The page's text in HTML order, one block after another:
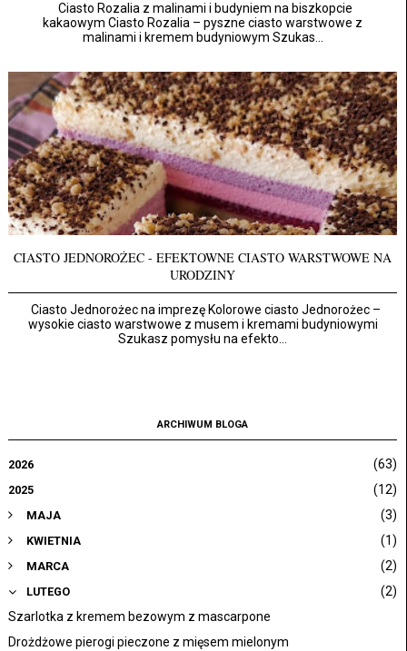
Ciasto Rozalia z malinami i budyniem na biszkopcie
kakaowym Ciasto Rozalia – pyszne ciasto warstwowe z
malinami i kremem budyniowym Szukas...
CIASTO JEDNOROŻEC - EFEKTOWNE CIASTO WARSTWOWE NA
URODZINY
Ciasto Jednorożec na imprezę Kolorowe ciasto Jednorożec –
wysokie ciasto warstwowe z musem i kremami budyniowymi
Szukasz pomysłu na efekto...
ARCHIWUM BLOGA
2026 (63)
2025 (12)
MAJA (3)
KWIETNIA (1)
MARCA (2)
LUTEGO
(2)
Szarlotka z kremem bezowym z mascarpone
Drożdżowe pierogi pieczone z mięsem mielonym